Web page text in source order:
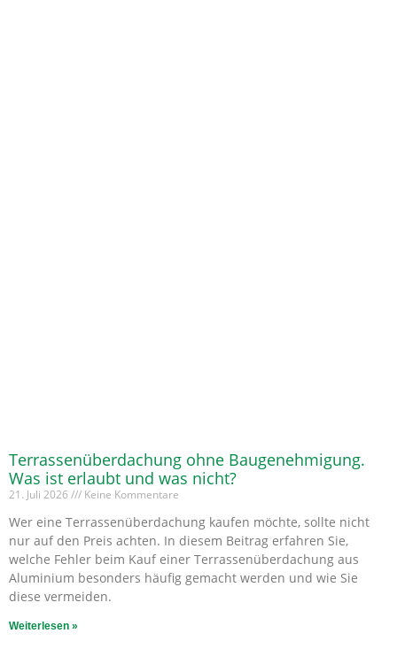
Terrassenüberdachung ohne Baugenehmigung.
Was ist erlaubt und was nicht?
21. Juli 2026 Keine Kommentare
Wer eine Terrassenüberdachung kaufen möchte, sollte nicht
nur auf den Preis achten. In diesem Beitrag erfahren Sie,
welche Fehler beim Kauf einer Terrassenüberdachung aus
Aluminium besonders häufig gemacht werden und wie Sie
diese vermeiden.
Weiterlesen »